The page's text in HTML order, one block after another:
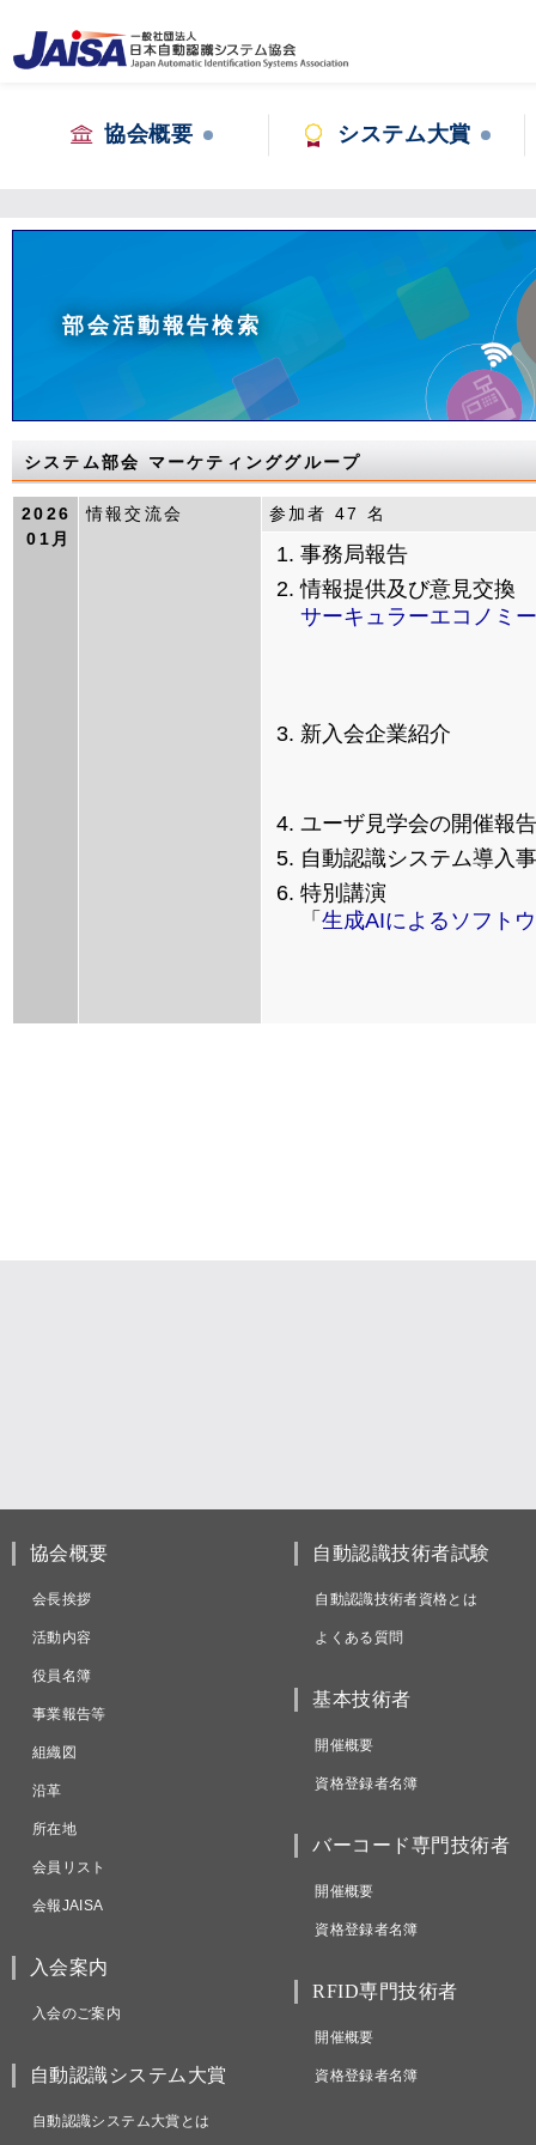
協会概要 システム大賞
部会活動報告検索
システム部会 マーケティンググループ
2026
01月
情報交流会 参加者 47 名
事務局報告
情報提供及び意見交換
サーキュラーエコノミ
新入会企業紹介
ユーザ見学会の開催報告
自動認識システム導入
特別講演
「 生成AIによるソフト
協会概要
会長挨拶
活動内容
役員名簿
事業報告等
組織図
沿革
所在地
会員リスト
会報JAISA
入会案内
入会のご案内
自動認識システム大賞
自動認識システム大賞とは
自動認識技術者試験
自動認識技術者資格とは
よくある質問
基本技術者
開催概要
資格登録者名簿
バーコード専門技術者
開催概要
資格登録者名簿
RFID専門技術者
開催概要
資格登録者名簿